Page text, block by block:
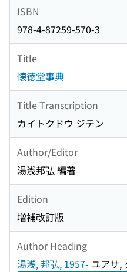
ISBN
978-4-87259-570-3
Title
懐徳堂事典
Title Transcription
カイトクドウ ジテン
Author/Editor
湯浅邦弘 編著
Edition
増補改訂版
Author Heading
湯浅, 邦弘, 1957- ユアサ,